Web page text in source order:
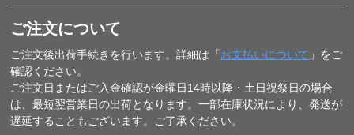
ご注文について
ご注文後出荷手続きを行います。詳細は「 お支払いについて 」をご
確認ください。
ご注文日またはご入金確認が金曜日14時以降・土日祝祭日の場合
は、最短翌営業日の出荷となります。一部在庫状況により、発送が
遅延することもございます。ご了承ください。